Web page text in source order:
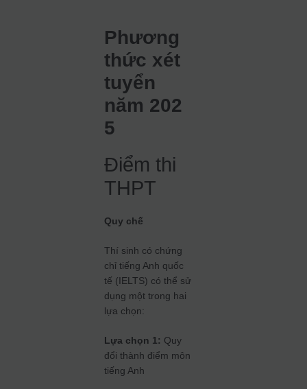
Phương
thức xét
tuyển
năm 202
5
Điểm thi
THPT
Quy chế
Thí sinh có chứng
chỉ tiếng Anh quốc
tế (IELTS) có thể sử
dụng một trong hai
lựa chọn:
Lựa chọn 1: Quy
đổi thành điểm môn
tiếng Anh